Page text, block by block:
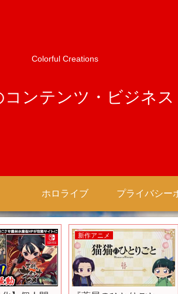
Colorful Creations
コンテンツ・ビジネス
ホロライブ
新作アニメ